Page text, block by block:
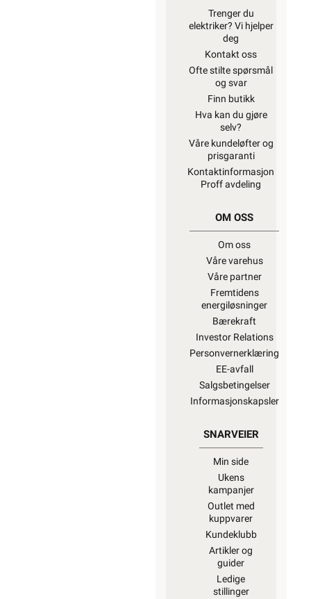
Trenger du
elektriker? Vi hjelper
deg
Kontakt oss
Ofte stilte spørsmål
og svar
Finn butikk
Hva kan du gjøre
selv?
Våre kundeløfter og
prisgaranti
Kontaktinformasjon
Proff avdeling
OM OSS
Om oss
Våre varehus
Våre partner
Fremtidens
energiløsninger
Bærekraft
Investor Relations
Personvernerklæring
EE-avfall
Salgsbetingelser
Informasjonskapsler
SNARVEIER
Min side
Ukens
kampanjer
Outlet med
kuppvarer
Kundeklubb
Artikler og
guider
Ledige
stillinger